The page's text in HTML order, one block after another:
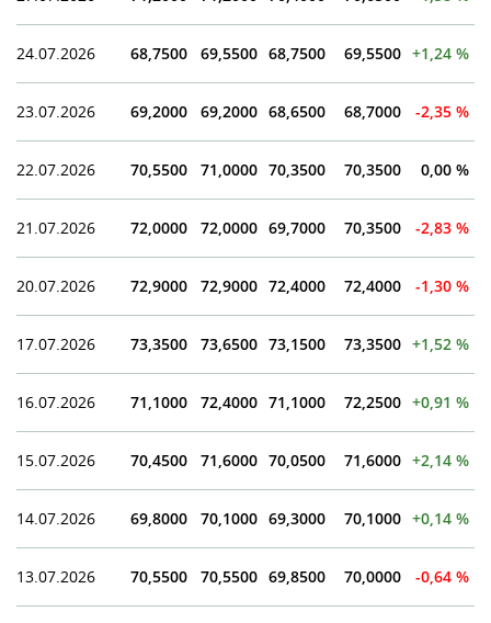
24.07.2026 68,7500 69,5500 68,7500 69,5500 +1,24 %
23.07.2026 69,2000 69,2000 68,6500 68,7000 -2,35 %
22.07.2026 70,5500 71,0000 70,3500 70,3500 0,00 %
21.07.2026 72,0000 72,0000 69,7000 70,3500 -2,83 %
20.07.2026 72,9000 72,9000 72,4000 72,4000 -1,30 %
17.07.2026 73,3500 73,6500 73,1500 73,3500 +1,52 %
16.07.2026 71,1000 72,4000 71,1000 72,2500 +0,91 %
15.07.2026 70,4500 71,6000 70,0500 71,6000 +2,14 %
14.07.2026 69,8000 70,1000 69,3000 70,1000 +0,14 %
13.07.2026 70,5500 70,5500 69,8500 70,0000 -0,64 %